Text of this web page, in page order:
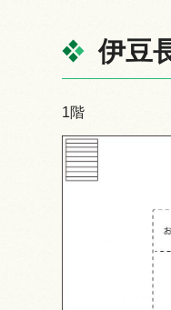
伊豆
1階